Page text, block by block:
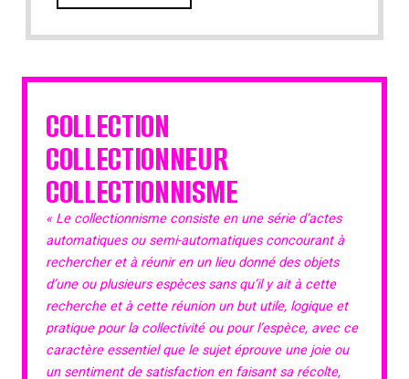
COLLECTION
COLLECTIONNEUR
COLLECTIONNISME
« Le collectionnisme consiste en une série d’actes
automatiques ou semi-automatiques concourant à
rechercher et à réunir en un lieu donné des objets
d’une ou plusieurs espèces sans qu’il y ait à cette
recherche et à cette réunion un but utile, logique et
pratique pour la collectivité ou pour l’espèce, avec ce
caractère essentiel que le sujet éprouve une joie ou
un sentiment de satisfaction en faisant sa récolte,